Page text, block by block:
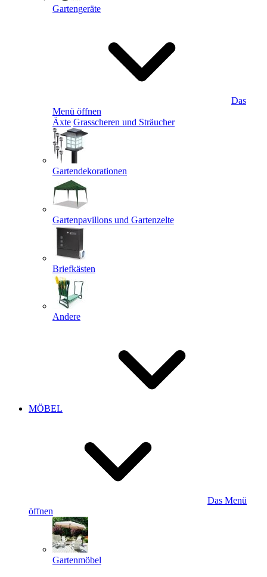
Gartengeräte
Das
Menü öffnen
Äxte Grasscheren und Sträucher
Gartendekorationen
Gartenpavillons und Gartenzelte
Briefkästen
Andere
MÖBEL
Das Menü
öffnen
Gartenmöbel